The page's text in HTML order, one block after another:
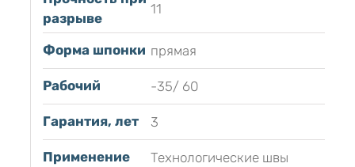
разрыве
11
Форма шпонки прямая
Рабочий -35/ 60
Гарантия, лет 3
Применение
Технологические швы